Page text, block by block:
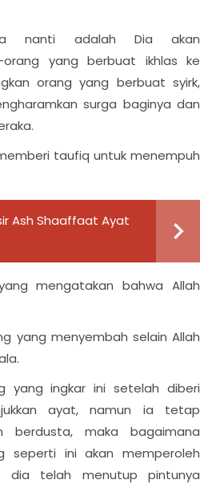
nanti adalah Dia akan
orang yang berbuat ikhlas ke
orang yang berbuat syirk,
surga baginya dan
taufiq untuk menempuh
Ash Shaaffaat Ayat
mengatakan bahwa Allah
yang menyembah selain Allah
yang ingkar ini setelah diberi
ayat, namun ia tetap
berdusta, maka bagaimana
seperti ini akan memperoleh
dia telah menutup pintunya